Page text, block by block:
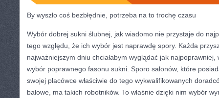
By wyszło coś bezbłędnie, potrzeba na to trochę czasu
Wybór dobrej sukni ślubnej, jak wiadomo nie przystaje do
tego względu, że ich wybór jest naprawdę spory. Każda
najważniejszym dniu chciałabym wyglądać jak
wybór poprawnego fasonu sukni. Sporo salonów, które
swojej placówce właściwie do tego wykwalifikowanych
balowe, ma takich robotników. To właśnie dzięki nim wybór